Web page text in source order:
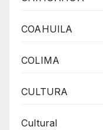
COAHUILA
COLIMA
CULTURA
Cultural